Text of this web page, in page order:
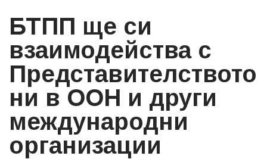
БТПП ще си
взаимодейства с
Представителството
ни в ООН и други
международни
организации